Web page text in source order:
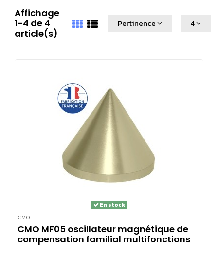
Affichage
1-4 de 4
article(s)
Pertinence 4
CMO
En stock
CMO MF05 oscillateur magnétique de
compensation familial multifonctions